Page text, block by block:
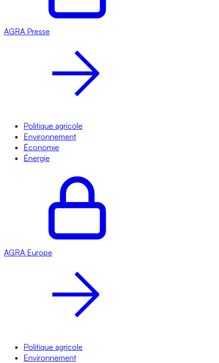
AGRA Presse
Politique agricole
Environnement
Économie
Énergie
AGRA Europe
Politique agricole
Environnement